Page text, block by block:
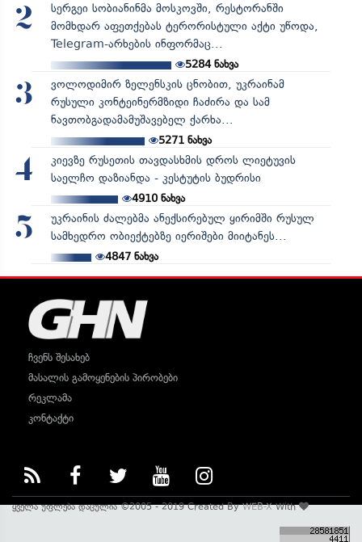
2
სერგეი სობიანინმა მოსკოვში, რესტორანში
მომხდარ აფეთქებას ტერორისტული აქტი უწოდა,
Telegram-არხების ინფორმაც...
5284ნახვა
3
ვოლოდიმირ ზელენსკის ცნობით, უკრაინამ
რუსული კონტეინერმზიდი ჩაძირა და სამ
ნავთობგადამამუშავებელ ქარხა...
5271ნახვა
4
კიევზე რუსეთის თავდასხმის დროს ლიეტუვის
საელჩო დაზიანდა - კესტუტის ბუდრისი
4910ნახვა
5
უკრაინის ძალებმა ანექსირებულ ყირიმში რუსულ
სამხედრო ობიექტებზე იერიშები მიიტანეს...
4847ნახვა
ჩვენს შესახებ
მასალის გამოყენების პირობები
რეკლამა
კონტაქტი
ყველა უფლება დაცულია ©2005 - 2019 Created ByWEB-XWith